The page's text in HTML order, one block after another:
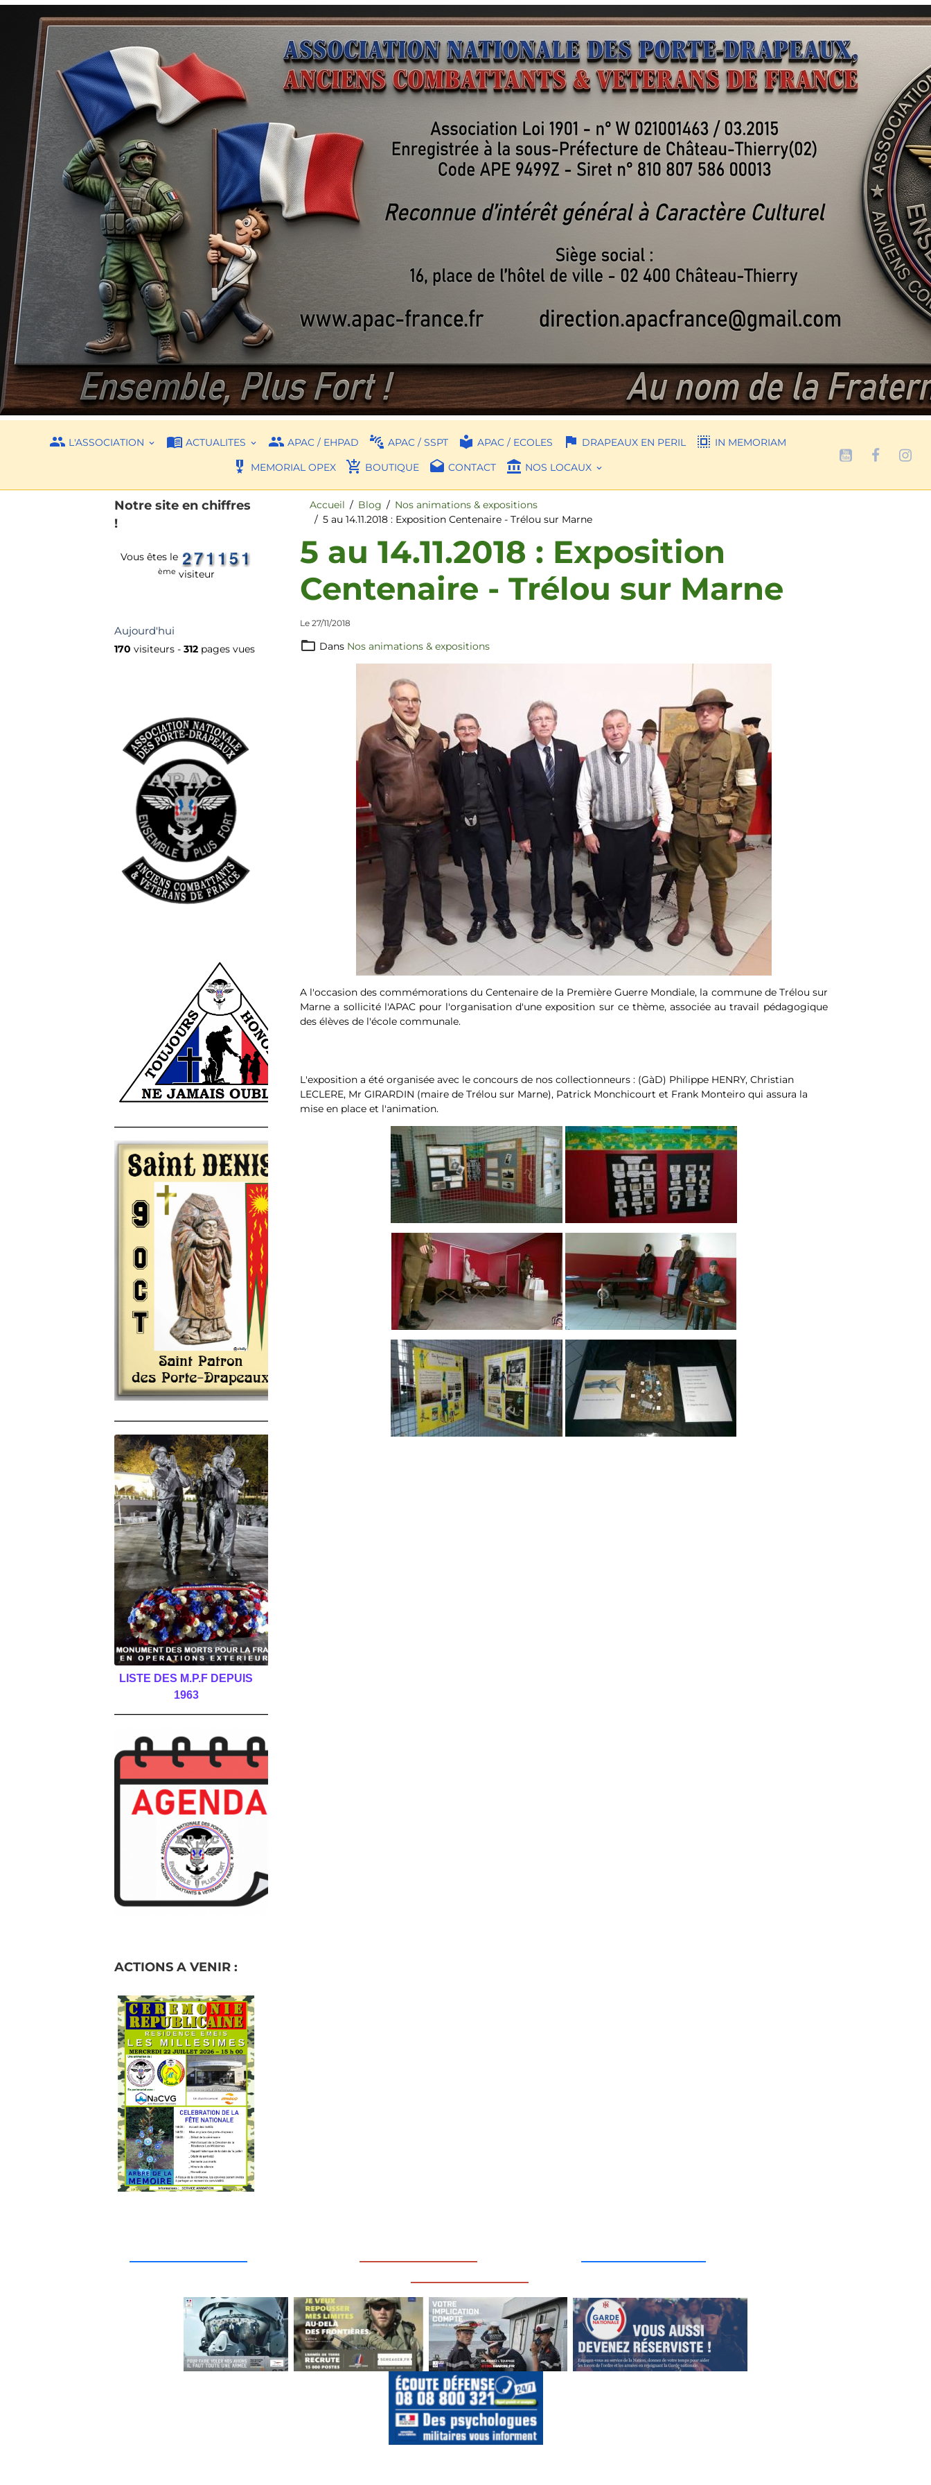
L'ASSOCIATION ACTUALITES APAC / EHPAD APAC / SSPT APAC / ECOLES DRAPEAUX EN PERIL
IN MEMORIAM
MEMORIAL OPEX
BOUTIQUE CONTACT NOS LOCAUX
Accueil Blog
Nos animations & expositions
5 au 14.11.2018 : Exposition Centenaire - Trélou sur Marne
5 au 14.11.2018 : Exposition
Centenaire - Trélou sur Marne
Le 27/11/2018
Dans Nos animations & expositions
A l'occasion des commémorations du Centenaire de la Première Guerre Mondiale, la commune de Trélou sur
Marne a sollicité l'APAC pour l'organisation d'une exposition sur ce thème, associée au travail pédagogique
des élèves de l'école communale.
L'exposition a été organisée avec le concours de nos collectionneurs : (GàD) Philippe HENRY, Christian
LECLERE, Mr GIRARDIN (maire de Trélou sur Marne), Patrick Monchicourt et Frank Monteiro qui assura la
mise en place et l'animation.
Notre site en chiffres
!
Vous êtes le
ème visiteur
Aujourd'hui
170 visiteurs -312 pages vues
LISTE DES M.P.F DEPUIS
1963
ACTIONS A VENIR :